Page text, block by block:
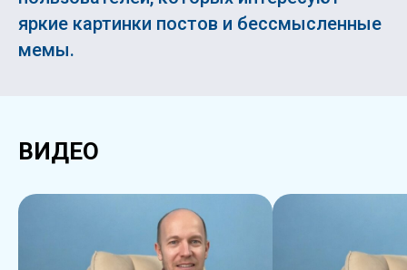
яркие картинки постов и бессмысленные
мемы.
ВИДЕО